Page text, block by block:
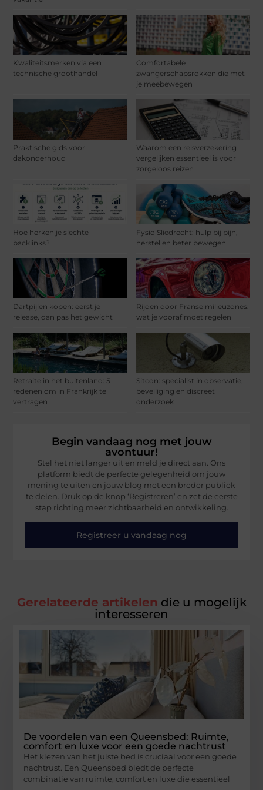
Kwaliteitsmerken via een
technische groothandel
Comfortabele
zwangerschapsrokken die met
je meebewegen
Praktische gids voor
dakonderhoud
Waarom een reisverzekering
vergelijken essentieel is voor
zorgeloos reizen
Hoe herken je slechte
backlinks?
Fysio Sliedrecht: hulp bij pijn,
herstel en beter bewegen
Dartpijlen kopen: eerst je
release, dan pas het gewicht
Rijden door Franse milieuzones:
wat je vooraf moet regelen
Retraite in het buitenland: 5
redenen om in Frankrijk te
vertragen
Sitcon: specialist in observatie,
beveiliging en discreet
onderzoek
Begin vandaag nog met jouw
avontuur!
Stel het niet langer uit en meld je direct aan. Ons
platform biedt de perfecte gelegenheid om jouw
mening te uiten en jouw blog met een breder publiek
te delen. Druk op de knop ‘Registreren’ en zet de eerste
stap richting meer zichtbaarheid en ontwikkeling.
Registreer u vandaag nog
Gerelateerde artikelen die u mogelijk
interesseren
De voordelen van een Queensbed: Ruimte,
comfort en luxe voor een goede nachtrust
Het kiezen van het juiste bed is cruciaal voor een goede
nachtrust. Een Queensbed biedt de perfecte
combinatie van ruimte, comfort en luxe die essentieel